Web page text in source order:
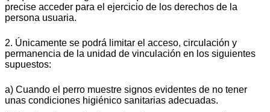
precise acceder para el ejercicio de los derechos de la
persona usuaria.
2. Únicamente se podrá limitar el acceso, circulación y
permanencia de la unidad de vinculación en los siguientes
supuestos:
a) Cuando el perro muestre signos evidentes de no tener
unas condiciones higiénico sanitarias adecuadas.